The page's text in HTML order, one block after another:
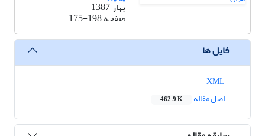
بهار 1387
صفحه175-198
فایل ها
اصل مقاله
462.9 K